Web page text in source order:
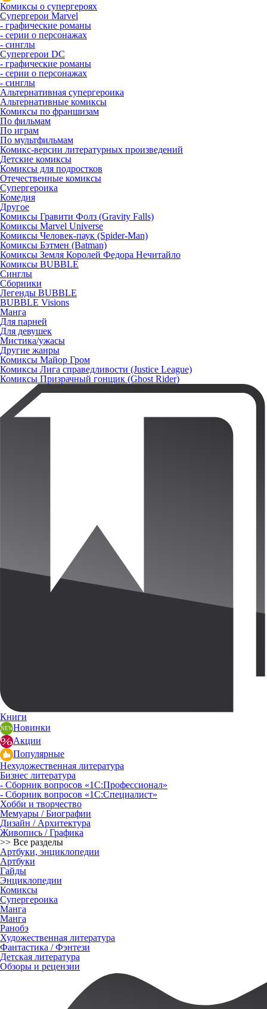
Комиксы о супергероях
Супергерои Marvel
- графические романы
- серии о персонажах
- синглы
Супергерои DC
- графические романы
- серии о персонажах
- синглы
Альтернативная супергероика
Альтернативные комиксы
Комиксы по франшизам
По фильмам
По играм
По мультфильмам
Комикс-версии литературных произведений
Детские комиксы
Комиксы для подростков
Отечественные комиксы
Супергероика
Комедия
Другое
Комиксы Гравити Фолз (Gravity Falls)
Комиксы Marvel Universe
Комиксы Человек-паук (Spider-Man)
Комиксы Бэтмен (Batman)
Комиксы Земля Королей Федора Нечитайло
Комиксы BUBBLE
Синглы
Сборники
Легенды BUBBLE
BUBBLE Visions
Манга
Для парней
Для девушек
Мистика/ужасы
Другие жанры
Комиксы Майор Гром
Комиксы Лига справедливости (Justice League)
Комиксы Призрачный гонщик (Ghost Rider)
Книги
Новинки
Акции
Популярные
Нехудожественная литература
Бизнес литература
- Сборник вопросов «1С:Профессионал»
- Сборник вопросов «1С:Специалист»
Хобби и творчество
Мемуары / Биографии
Дизайн / Архитектура
Живопись / Графика
>> Все разделы
Артбуки, энциклопедии
Артбуки
Гайды
Энциклопедии
Комиксы
Супергероика
Манга
Манга
Ранобэ
Художественная литература
Фантастика / Фэнтези
Детская литература
Обзоры и рецензии